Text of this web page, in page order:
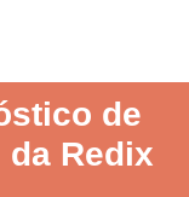
de
da Redix